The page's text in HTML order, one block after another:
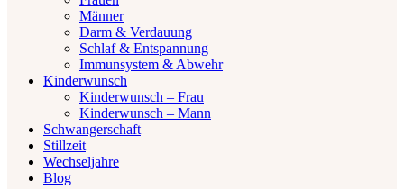
Männer
Darm & Verdauung
Schlaf & Entspannung
Immunsystem & Abwehr
Kinderwunsch
Kinderwunsch – Frau
Kinderwunsch – Mann
Schwangerschaft
Stillzeit
Wechseljahre
Blog